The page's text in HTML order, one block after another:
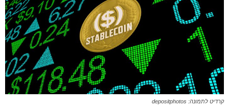
קרדיט לתמונה: depositphotos